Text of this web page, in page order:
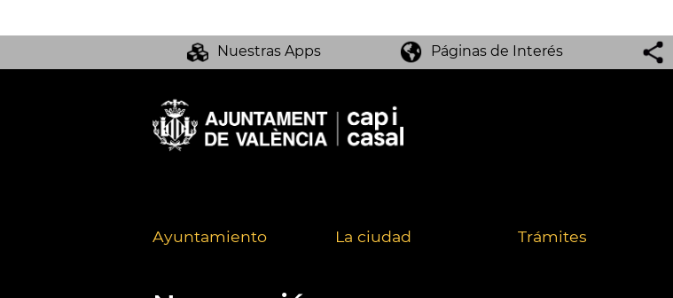
Nuestras Apps Páginas de Interés
Ayuntamiento La ciudad Trámites